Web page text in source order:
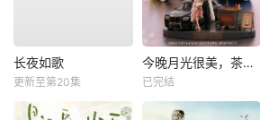
长夜如歌
更新至第20集
今晚月光很美，茶香四溢
已完结